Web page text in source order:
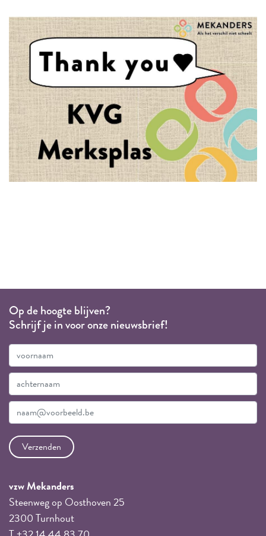
Op de hoogte blijven?
Schrijf je in voor onze nieuwsbrief!
vzw Mekanders
Steenweg op Oosthoven 25
2300 Turnhout